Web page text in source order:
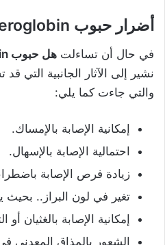
أضرار حبوب Feroglobin
في حال أن تساءلت هل حبوب Feroglobin لها أضرار؟
نشير إلى الآثار الجانبية التي
والتي جاءت كما يلي:
إمكانية الإصابة بالإمساك.
احتمالية الإصابة بالإسهال.
زيادة فرص الإصابة
تغير في لون البراز.. بحيث
إمكانية الإصابة بالغثيان أو
الشعور بالمذاق المعدني